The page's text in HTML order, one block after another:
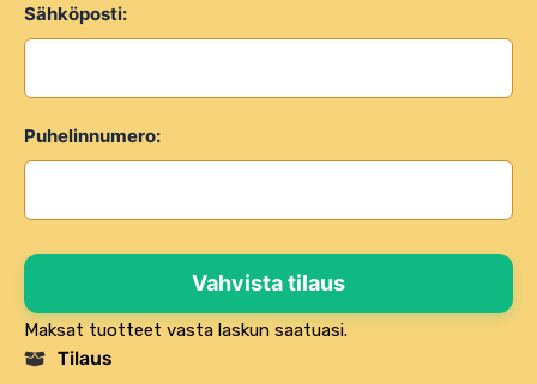
Sähköposti:
Puhelinnumero:
Maksat tuotteet vasta laskun saatuasi.
Tilaus